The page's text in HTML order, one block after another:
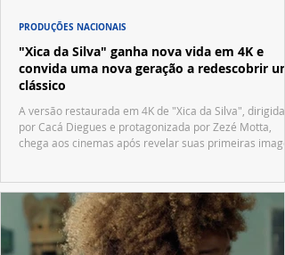
"Xica da Silva" ganha nova vida em 4K e
convida uma nova geração a redescobrir um
clássico
A versão restaurada em 4K de "Xica da Silva", dirigida
por Cacá Diegues e protagonizada por Zezé Motta,
chega aos cinemas após revelar suas primeiras
PRODUÇÕES NACIONAIS